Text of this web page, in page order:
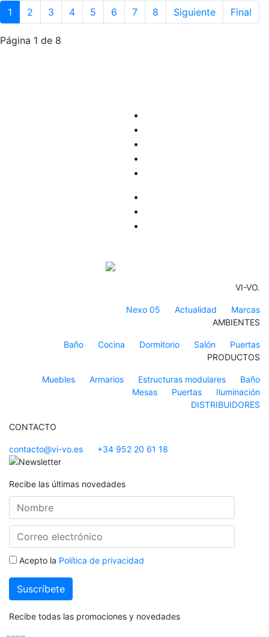
1
2 3 4 5 6 7 8 Siguiente Final
Página 1 de 8
VI-VO.
Nexo 05 Actualidad
Marcas
AMBIENTES
Baño Cocina Dormitorio Salón
Puertas
PRODUCTOS
Muebles Armarios Estructuras modulares
Baño
Mesas
Puertas
Iluminación
DISTRIBUIDORES
CONTACTO
contacto@vi-vo.es +34 952 20 61 18
Recibe las últimas novedades
Acepto la Política de privacidad
Recibe todas las promociones y novedades